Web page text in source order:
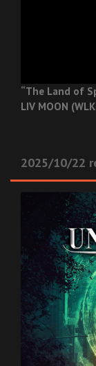
“The Land of
LIV MOON
2025/10/22